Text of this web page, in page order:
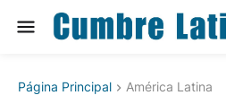
Página Principal América Latina